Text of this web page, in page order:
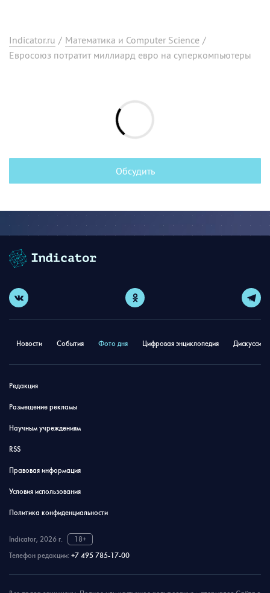
Indicator.ru / Математика и Computer Science /
Евросоюз потратит миллиард евро на суперкомпьютеры
Обсудить
Новости События Фото дня Цифровая энциклопедия
Редакция
Размещение рекламы
Научным учреждениям
RSS
Правовая информация
Условия использования
Политика конфиденциальности
Indicator, 2026 г.
18+
Телефон редакции: +7 495 785-17-00